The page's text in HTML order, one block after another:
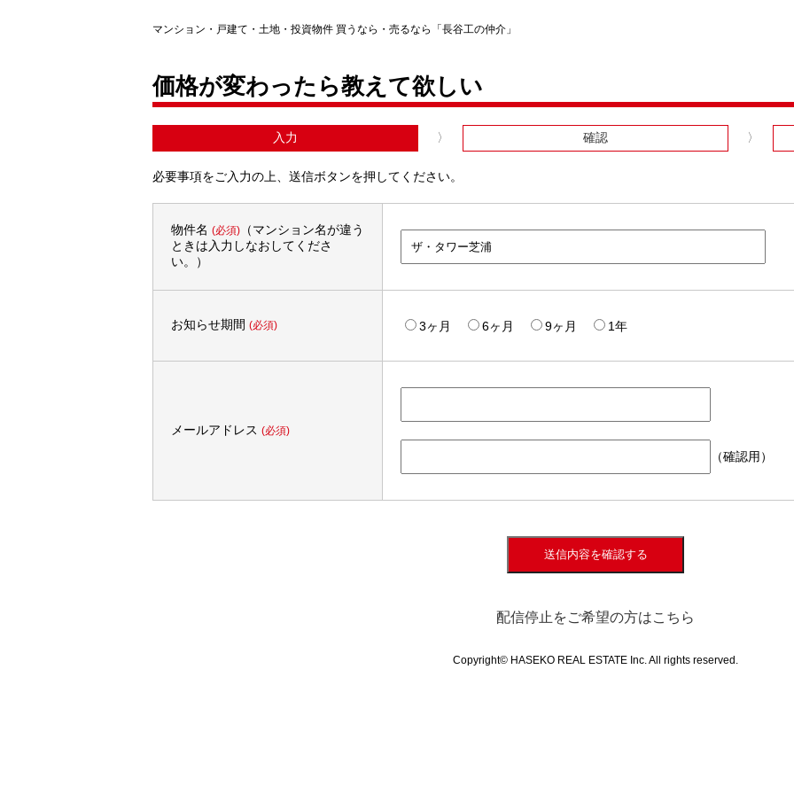
マンション・戸建て・土地・投資物件 買うなら・売るなら「長谷工の仲介」
価格が変わったら教えて欲しい
入力 確認
必要事項をご入力の上、送信ボタンを押してください。
物件名 (必須)（マンション名が違う
ときは入力しなおしてくださ
い。）
お知らせ期間 (必須) 3ヶ月 6ヶ月 9ヶ月 1年
メールアドレス (必須)
（確認用）
送信内容を確認する
配信停止をご希望の方はこちら
Copyright© HASEKO REAL ESTATE Inc. All rights reserved.